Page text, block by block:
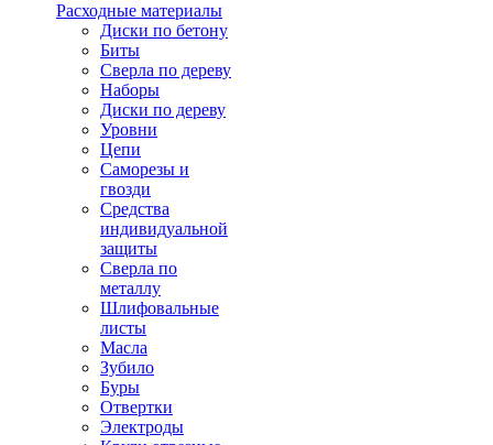
Расходные материалы
Диски по бетону
Биты
Сверла по дереву
Наборы
Диски по дереву
Уровни
Цепи
Саморезы и
гвозди
Средства
индивидуальной
защиты
Сверла по
металлу
Шлифовальные
листы
Масла
Зубило
Буры
Отвертки
Электроды